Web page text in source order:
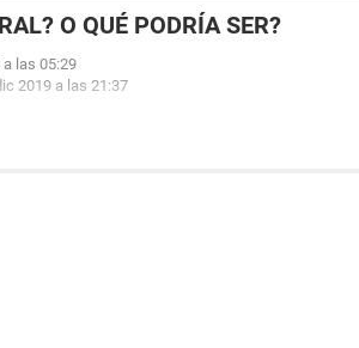
O QUÉ PODRÍA SER?
las 05:29
2019 a las 21:37